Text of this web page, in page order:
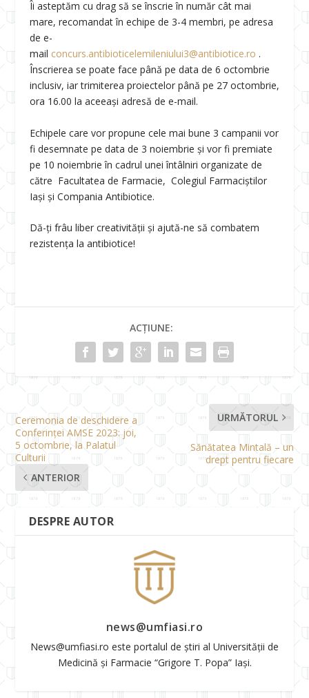
Îi asteptăm cu drag să se înscrie în număr cât mai
mare, recomandat în echipe de 3-4 membri, pe adresa
de e-
mail concurs.antibioticelemileniului3@antibiotice.ro .
Înscrierea se poate face până pe data de 6 octombrie
inclusiv, iar trimiterea proiectelor până pe 27 octombrie,
ora 16.00 la aceeași adresă de e-mail.
Echipele care vor propune cele mai bune 3 campanii vor
fi desemnate pe data de 3 noiembrie și vor fi premiate
pe 10 noiembrie în cadrul unei întâlniri organizate de
către Facultatea de Farmacie, Colegiul Farmaciștilor
Iași și Compania Antibiotice.
Dă-ți frâu liber creativității și ajută-ne să combatem
rezistența la antibiotice!
ACȚIUNE:
Ceremonia de deschidere a
Conferinței AMSE 2023: joi,
5 octombrie, la Palatul
Culturii
ANTERIOR
URMĂTORUL
Sănătatea Mintală – un
drept pentru fiecare
DESPRE AUTOR
news@umfiasi.ro
News@umfiasi.ro este portalul de știri al Universității de
Medicină și Farmacie “Grigore T. Popa” Iași.